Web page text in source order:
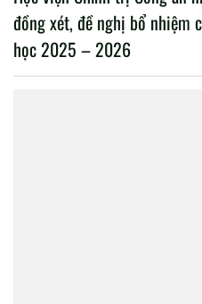
đồng xét, đề nghị bổ nhiệm
học 2025 – 2026